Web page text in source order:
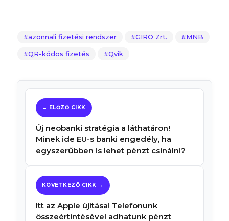
azonnali fizetési rendszer GIRO Zrt. MNB
QR-kódos fizetés Qvik
Új neobanki stratégia a láthatáron!
Minek ide EU-s banki engedély, ha
egyszerűbben is lehet pénzt csinálni?
Itt az Apple újítása! Telefonunk
összeértintésével adhatunk pénzt